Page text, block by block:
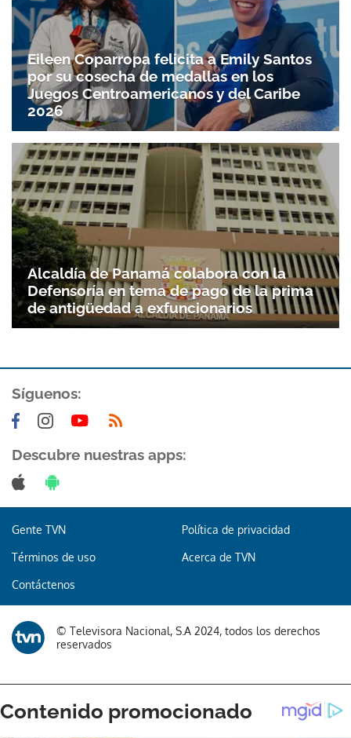
Gracias por suscribirte a nuestro boletín.
ACEPTAR
Eileen Coparropa felicita a Emily Santos
por su cosecha de medallas en los
Juegos Centroamericanos y del Caribe
2026
Alcaldía de Panamá colabora con la
Defensoría en tema de pago de la prima
de antigüedad a exfuncionarios
Síguenos:
Descubre nuestras apps:
Gente TVN Política de privacidad
Términos de uso Acerca de TVN
Contáctenos
© Televisora Nacional, S.A 2024, todos los derechos
reservados